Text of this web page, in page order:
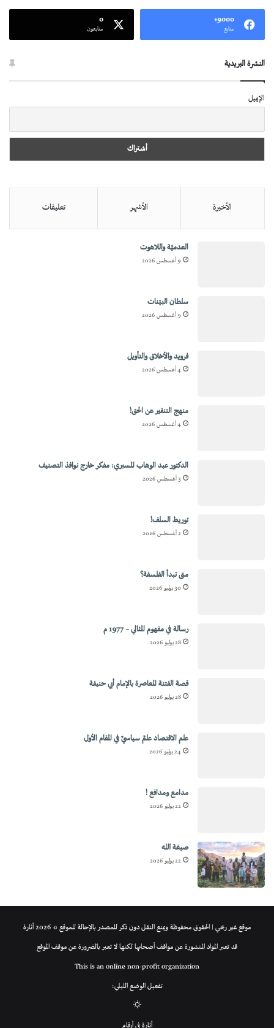
9000+
متابع
0
متابعون
النشرة البريدية
الإيميل
الأخيرة الأشهر تعليقات
العدميَّة واللاهوت
9 أغسطس 2026
سلطان البيّنات
9 أغسطس 2026
فرويد والأخلاق والتأويل
4 أغسطس 2026
منهج التنفير عن الحق!
4 أغسطس 2026
الدكتور عبد الوهاب المسيري: مفكر خارج نوافذ التصنيف
3 أغسطس 2026
توريط السلف!
2 أغسطس 2026
متى تبدأ الفلسفة؟
30 يوليو 2026
رسالة في مفهوم المثالي – 1977 م
28 يوليو 2026
قصة الفتنة المعاصرة بالإمام أبي حنيفة
28 يوليو 2026
علم الاقتصاد علمٌ سياسيٌ في المقام الأول
24 يوليو 2026
مدامع ومدافع !
22 يوليو 2026
صبغة الله
22 يوليو 2026
موقع غير ربحي | الحقوق محفوظة ويمنع النقل دون ذكر للمصدر بالإحالة للموقع © 2026 أثارة
قد تعبر المواد المنشورة عن مواقف أصحابها لكنها لا تعبر بالضرورة عن موقف الموقع
This is an online non-profit organization
تفعيل الوضع الليلي:
المظلم
أثارة في أرقام